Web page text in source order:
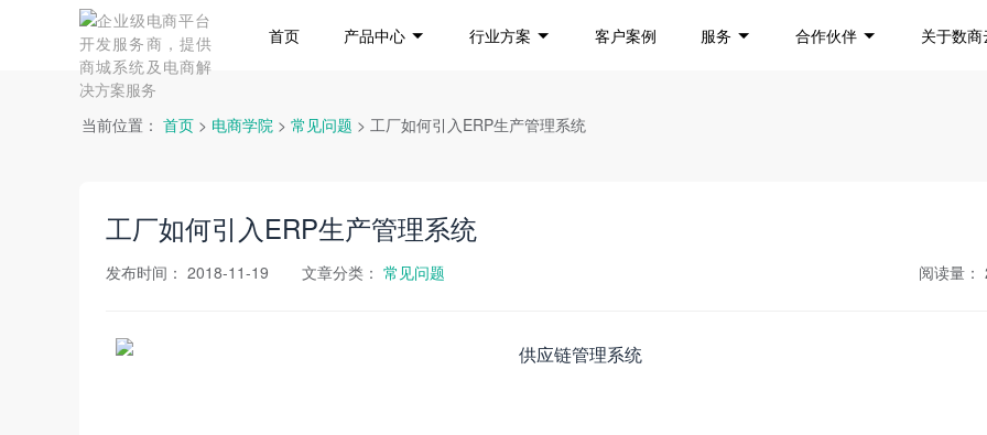
首页 产品中心 行业方案 客户案例 服务 合作伙伴 关于数商
当前位置： 首页 > 电商学院 > 常见问题 > 工厂如何引入ERP生产管理系统
工厂如何引入ERP生产管理系统
发布时间： 2018-11-19 文章分类： 常见问题 阅读量：